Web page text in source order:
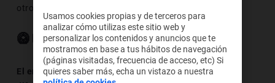
otros emojis de frutas.
🥝 Emoji kiwi copiar y pegar
El emoji del kiwi puede representarse con ligeras
Usamos cookies propias y de terceros para
analizar cómo utilizas este sitio web y
personalizar los contenidos y anuncios que te
mostramos en base a tus hábitos de navegación
(páginas visitadas, frecuencia de acceso, etc) Si
quieres saber más, echa un vistazo a nuestra